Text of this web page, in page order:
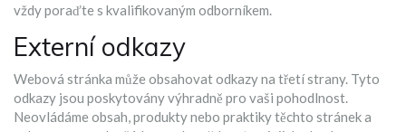
vždy poraďte s kvalifikovaným odborníkem.
Externí odkazy
Webová stránka může obsahovat odkazy na třetí strany. Tyto
odkazy jsou poskytovány výhradně pro vaši pohodlnost.
Neovládáme obsah, produkty nebo praktiky těchto stránek a